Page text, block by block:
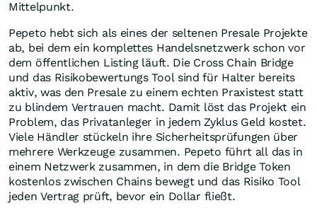
Mittelpunkt.
Pepeto hebt sich als eines der seltenen Presale Projekte
ab, bei dem ein komplettes Handelsnetzwerk schon vor
dem öffentlichen Listing läuft. Die Cross Chain Bridge
und das Risikobewertungs Tool sind für Halter bereits
aktiv, was den Presale zu einem echten Praxistest statt
zu blindem Vertrauen macht. Damit löst das Projekt ein
Problem, das Privatanleger in jedem Zyklus Geld kostet.
Viele Händler stückeln ihre Sicherheitsprüfungen über
mehrere Werkzeuge zusammen. Pepeto führt all das in
einem Netzwerk zusammen, in dem die Bridge Token
kostenlos zwischen Chains bewegt und das Risiko Tool
jeden Vertrag prüft, bevor ein Dollar fließt.